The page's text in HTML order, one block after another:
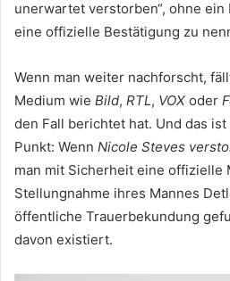
unerwartet verstorben“, ohne
eine offizielle Bestätigung zu
Wenn man weiter nachforscht,
Medium wie Bild, RTL, VOX oder
den Fall berichtet hat. Und das
Punkt: Wenn Nicole Steves
man mit Sicherheit eine offizielle
Stellungnahme ihres Mannes
öffentliche Trauerbekundung
davon existiert.